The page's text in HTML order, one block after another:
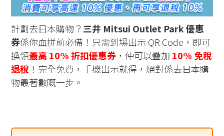
計劃去日本購物？ 三井 Mitsui Outlet Park 優惠
券係你血拼前必備！只需到場出示 QR Code，即可
換領最高 10% 折扣優惠券 ，仲可以疊加 10% 免稅
退稅 ！完全免費，手機出示就得，絕對係去日本購
物最著數嘅一步。